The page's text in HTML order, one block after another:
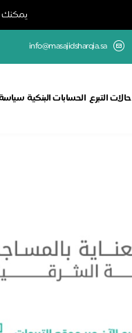
يمكنك
info@masajidsharqia.sa
حالات التبرع الحسابات البنكية